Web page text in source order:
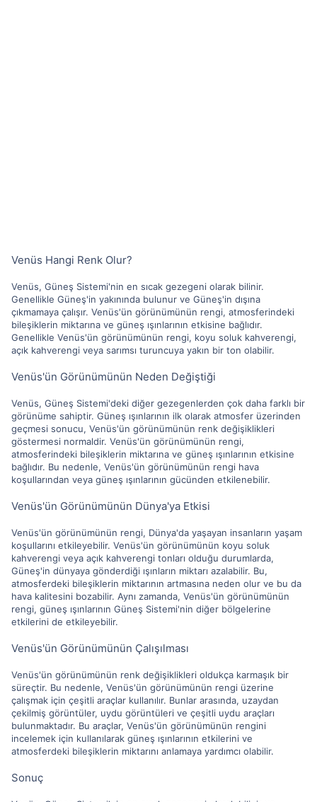
Venüs Hangi Renk Olur?
Venüs, Güneş Sistemi'nin en sıcak gezegeni olarak bilinir.
Genellikle Güneş'in yakınında bulunur ve Güneş'in dışına
çıkmamaya çalışır. Venüs'ün görünümünün rengi, atmosferindeki
bileşiklerin miktarına ve güneş ışınlarının etkisine bağlıdır.
Genellikle Venüs'ün görünümünün rengi, koyu soluk kahverengi,
açık kahverengi veya sarımsı turuncuya yakın bir ton olabilir.
Venüs'ün Görünümünün Neden Değiştiği
Venüs, Güneş Sistemi'deki diğer gezegenlerden çok daha farklı bir
görünüme sahiptir. Güneş ışınlarının ilk olarak atmosfer üzerinden
geçmesi sonucu, Venüs'ün görünümünün renk değişiklikleri
göstermesi normaldir. Venüs'ün görünümünün rengi,
atmosferindeki bileşiklerin miktarına ve güneş ışınlarının etkisine
bağlıdır. Bu nedenle, Venüs'ün görünümünün rengi hava
koşullarından veya güneş ışınlarının gücünden etkilenebilir.
Venüs'ün Görünümünün Dünya'ya Etkisi
Venüs'ün görünümünün rengi, Dünya'da yaşayan insanların yaşam
koşullarını etkileyebilir. Venüs'ün görünümünün koyu soluk
kahverengi veya açık kahverengi tonları olduğu durumlarda,
Güneş'in dünyaya gönderdiği ışınların miktarı azalabilir. Bu,
atmosferdeki bileşiklerin miktarının artmasına neden olur ve bu da
hava kalitesini bozabilir. Aynı zamanda, Venüs'ün görünümünün
rengi, güneş ışınlarının Güneş Sistemi'nin diğer bölgelerine
etkilerini de etkileyebilir.
Venüs'ün Görünümünün Çalışılması
Venüs'ün görünümünün renk değişiklikleri oldukça karmaşık bir
süreçtir. Bu nedenle, Venüs'ün görünümünün rengi üzerine
çalışmak için çeşitli araçlar kullanılır. Bunlar arasında, uzaydan
çekilmiş görüntüler, uydu görüntüleri ve çeşitli uydu araçları
bulunmaktadır. Bu araçlar, Venüs'ün görünümünün rengini
incelemek için kullanılarak güneş ışınlarının etkilerini ve
atmosferdeki bileşiklerin miktarını anlamaya yardımcı olabilir.
Sonuç